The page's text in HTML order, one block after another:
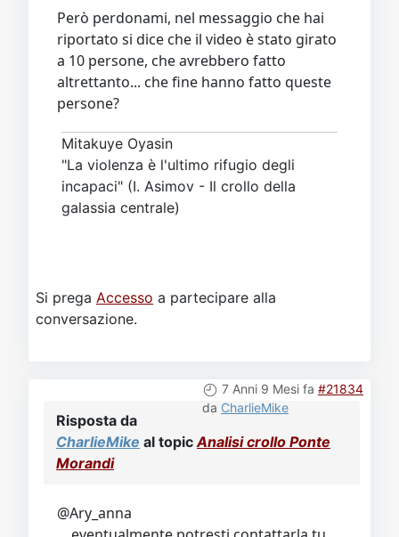
Però perdonami, nel messaggio che hai
riportato si dice che il video è stato girato
a 10 persone, che avrebbero fatto
altrettanto... che fine hanno fatto queste
persone?
Mitakuye Oyasin
"La violenza è l'ultimo rifugio degli
incapaci" (I. Asimov - Il crollo della
galassia centrale)
Si prega Accesso a partecipare alla
conversazione.
7 Anni 9 Mesi fa #21834
da CharlieMike
Risposta da
CharlieMike al topic Analisi crollo Ponte
Morandi
@Ary_anna